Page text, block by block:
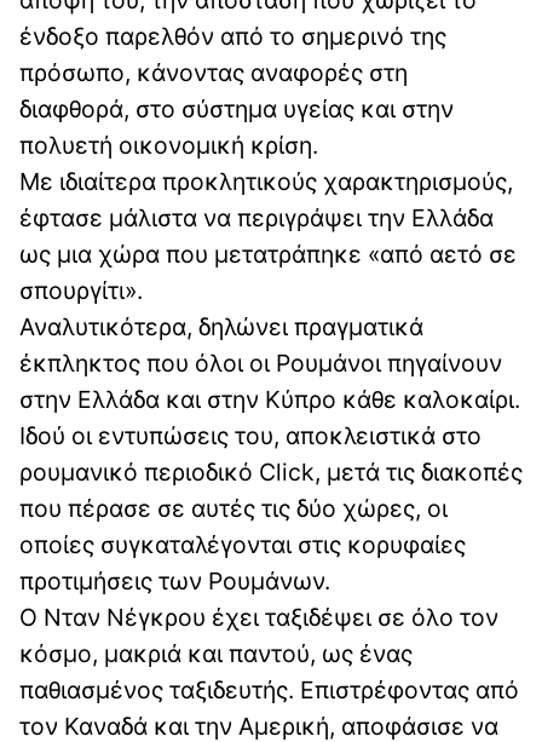
ένδοξο παρελθόν από το σημερινό της
πρόσωπο, κάνοντας αναφορές στη
διαφθορά, στο σύστημα υγείας και στην
πολυετή οικονομική κρίση.
Με ιδιαίτερα προκλητικούς χαρακτηρισμούς,
έφτασε μάλιστα να περιγράψει την Ελλάδα
ως μια χώρα που μετατράπηκε «από αετό σε
σπουργίτι».
Αναλυτικότερα, δηλώνει πραγματικά
έκπληκτος που όλοι οι Ρουμάνοι πηγαίνουν
στην Ελλάδα και στην Κύπρο κάθε καλοκαίρι.
Ιδού οι εντυπώσεις του, αποκλειστικά στο
ρουμανικό περιοδικό Click, μετά τις διακοπές
που πέρασε σε αυτές τις δύο χώρες, οι
οποίες συγκαταλέγονται στις κορυφαίες
προτιμήσεις των Ρουμάνων.
Ο Νταν Νέγκρου έχει ταξιδέψει σε όλο τον
κόσμο, μακριά και παντού, ως ένας
παθιασμένος ταξιδευτής. Επιστρέφοντας από
τον Καναδά και την Αμερική, αποφάσισε να